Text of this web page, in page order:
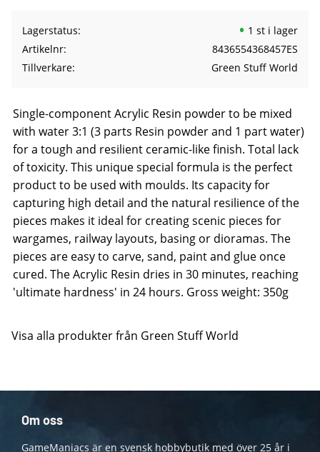
Lagerstatus
1 st i lager
Artikelnr
8436554368457ES
Tillverkare
Green Stuff World
Single-component Acrylic Resin powder to be mixed
with water 3:1 (3 parts Resin powder and 1 part water)
for a tough and resilient ceramic-like finish. Total lack
of toxicity. This unique special formula is the perfect
product to be used with moulds. Its capacity for
capturing high detail and the natural resilience of the
pieces makes it ideal for creating scenic pieces for
wargames, railway layouts, basing or dioramas. The
pieces are easy to carve, sand, paint and glue once
cured. The Acrylic Resin dries in 30 minutes, reaching
'ultimate hardness' in 24 hours. Gross weight: 350g
Visa alla produkter från Green Stuff World
Om oss
GameManiacs är en svensk hobbybutik med över 25 år i